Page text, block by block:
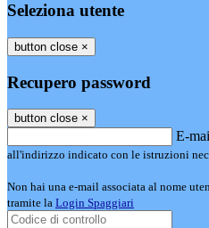
Seleziona utente
button close ×
Recupero password
button close ×
E-
all'indirizzo indicato con le istruzioni
Non hai una e-mail associata al nome
tramite la Login Spaggiari